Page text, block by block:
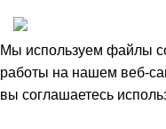
Мы используем файлы
работы на нашем веб-
вы соглашаетесь